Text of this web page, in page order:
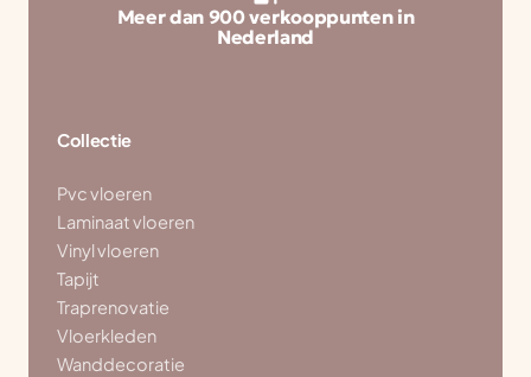
Meer dan 900 verkooppunten in
Nederland
Collectie
Pvc vloeren
Laminaat vloeren
Vinyl vloeren
Tapijt
Traprenovatie
Vloerkleden
Wanddecoratie